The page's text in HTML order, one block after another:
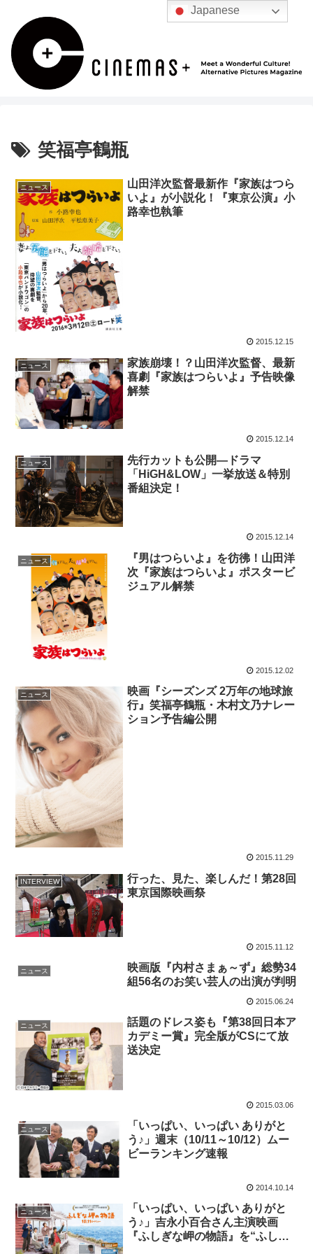
笑福亭鶴瓶
ニュース
山田洋次監督最新作『家族はつら
いよ』が小説化！『東京公演』小
路幸也執筆
2015.12.15
ニュース
家族崩壊！？山田洋次監督、最新
喜劇『家族はつらいよ』予告映像
解禁
2015.12.14
ニュース
先行カットも公開―ドラマ
「HiGH&LOW」一挙放送＆特別
番組決定！
2015.12.14
ニュース
『男はつらいよ』を彷彿！山田洋
次『家族はつらいよ』ポスタービ
ジュアル解禁
2015.12.02
ニュース
映画『シーズンズ 2万年の地球旅
行』笑福亭鶴瓶・木村文乃ナレー
ション予告編公開
2015.11.29
INTERVIEW
行った、見た、楽しんだ！第28回
東京国際映画祭
2015.11.12
ニュース
映画版『内村さまぁ～ず』総勢34
組56名のお笑い芸人の出演が判明
2015.06.24
ニュース
話題のドレス姿も『第38回日本ア
カデミー賞』完全版がCSにて放
送決定
2015.03.06
ニュース
「いっぱい、いっぱい ありがと
う♪」週末（10/11～10/12）ムー
ビーランキング速報
2014.10.14
ニュース
「いっぱい、いっぱい ありがと
う♪」吉永小百合さん主演映画
『ふしぎな岬の物語』を“ふし
Japanese